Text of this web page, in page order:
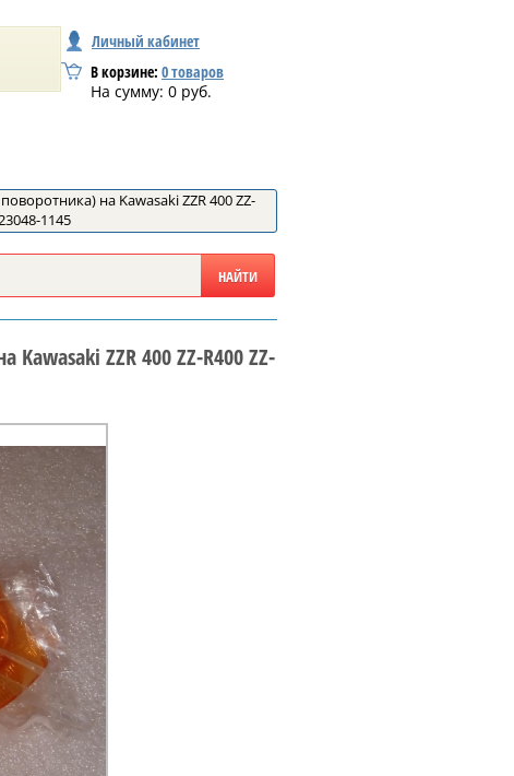
Личный кабинет
В корзине: 0товаров
На сумму: 0 руб.
на Kawasaki ZZR 400 ZZ-
1145
ZZR 400 ZZ-R400 ZZ-